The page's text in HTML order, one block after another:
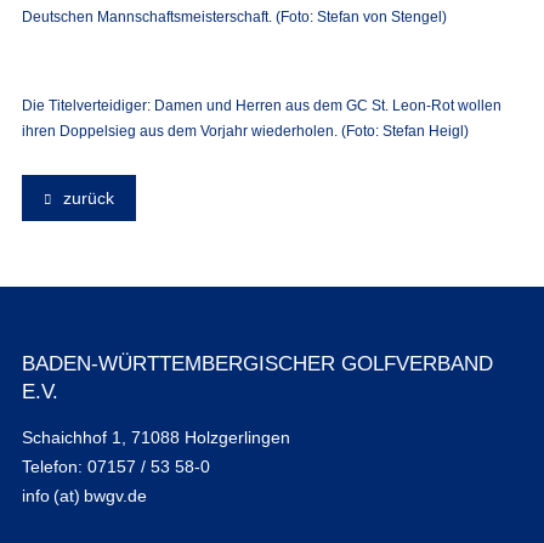
Deutschen Mannschaftsmeisterschaft. (Foto: Stefan von Stengel)
Die Titelverteidiger: Damen und Herren aus dem GC St. Leon-Rot wollen
ihren Doppelsieg aus dem Vorjahr wiederholen. (Foto: Stefan Heigl)
zurück
BADEN-WÜRTTEMBERGISCHER GOLFVERBAND
E.V.
Schaichhof 1, 71088 Holzgerlingen
Telefon: 07157 / 53 58-0
info (at) bwgv.de